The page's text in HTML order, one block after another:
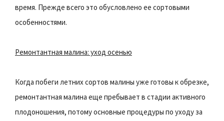
время. Прежде всего это обусловлено ее сортовыми
особенностями.
Ремонтантная малина: уход осенью
Когда побеги летних сортов малины уже готовы к обрезке,
ремонтантная малина еще пребывает в стадии активного
плодоношения, потому основные процедуры по уходу за